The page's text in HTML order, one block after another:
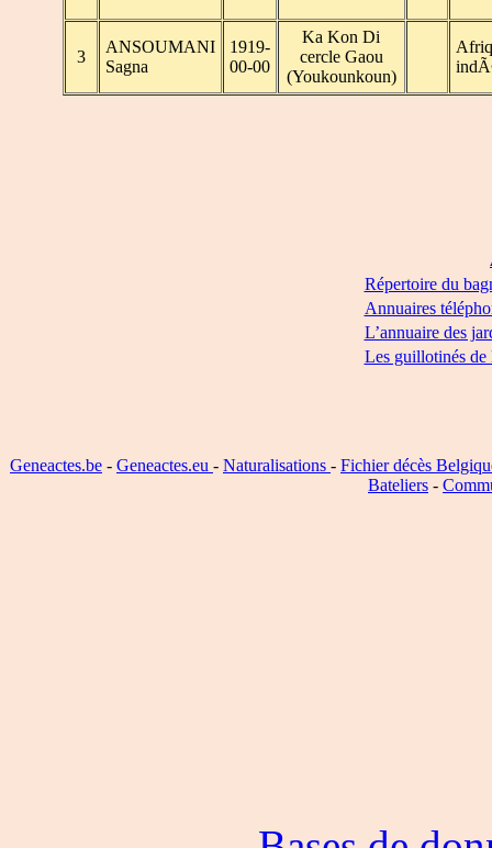
3
ANSOUMANI
Sagna
1919-
00-00
Ka Kon Di
cercle Gaou
(Youkounkoun)
Répertoire du
Annuaires
L’annuaire des
Les guillotinés de
Geneactes.be - Geneactes.eu - Naturalisations - Fichier décès
Bateliers -